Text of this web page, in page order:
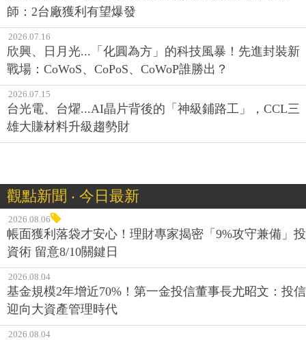
師：2台廠獲利有望爆發
2026.07.16
欣興、日月光...「化圓為方」的科技風暴！先進封裝新
戰場：CoWoS、CoPoS、CoWoP誰勝出？
2026.07.15
台光電、台燿...AI晶片背後的「神級鋪路工」，CCL三
雄大賺材料升級趨勢財
觀點新聞 ‧ 今日最新
2026.08.06
帳面獲利落袋才安心！理財專家揭密「9%攻守兼備」投
資術 留意8/10關鍵日
2026.08.04
基金規模2年增近70%！第一金投信董事長尤昭文：投信
迎向大資產管理時代
2026.08.04